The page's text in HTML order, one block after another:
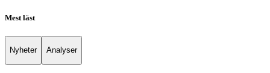
Mest läst
Nyheter Analyser